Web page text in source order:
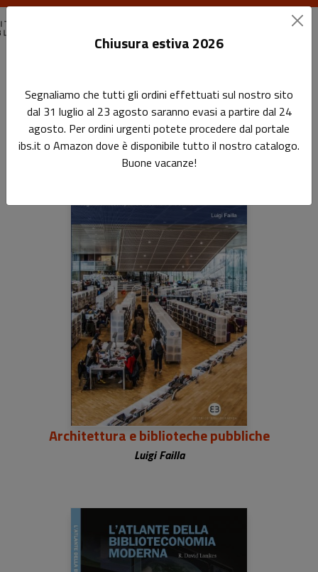
Spirali
Sfoglia la lista completa
Architettura e biblioteche pubbliche
Luigi Failla
Chiusura estiva 2026
Segnaliamo che tutti gli ordini effettuati sul nostro sito
dal 31 luglio al 23 agosto saranno evasi a partire dal 24
agosto. Per ordini urgenti potete procedere dal portale
ibs.it o Amazon dove è disponibile tutto il nostro catalogo.
Buone vacanze!